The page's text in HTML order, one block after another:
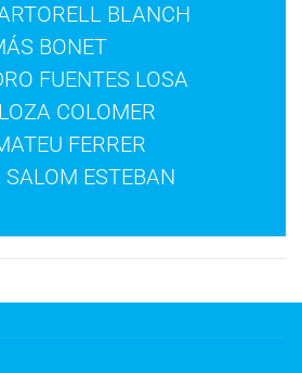
BLANCH
BONET
FUENTES LOSA
COLOMER
FERRER
ESTEBAN